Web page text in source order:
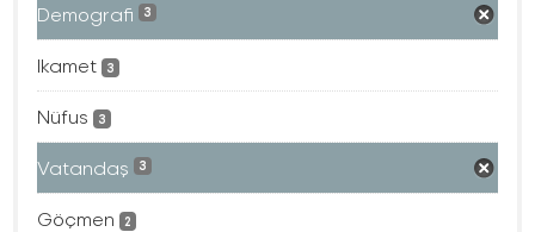
Demografi 3
Ikamet 3
Nüfus 3
Vatandaş 3
Göçmen 2